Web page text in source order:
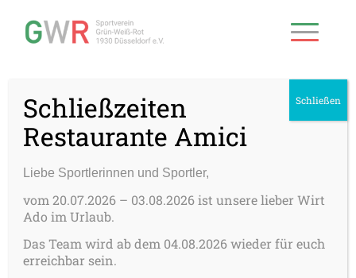
Schließzeiten
Restaurante Amici
Liebe Sportlerinnen und Sportler,
vom 20.07.2026 – 03.08.2026 ist unsere lieber Wirt
Ado im Urlaub.
Das Team wird ab dem 04.08.2026 wieder für euch
erreichbar sein.
Schließen